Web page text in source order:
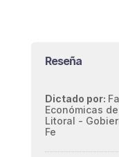
Reseña
Dictado por:
Económicas
Litoral -
Fe